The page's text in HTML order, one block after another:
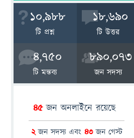
10,988
টি প্রশ্ন
18,690
টি উত্তর
4,750
টি মন্তব্য
890,073
জন সদস্য
45জন অনলাইনে রয়েছে
2জন সদস্য এবং 43জন গেস্ট